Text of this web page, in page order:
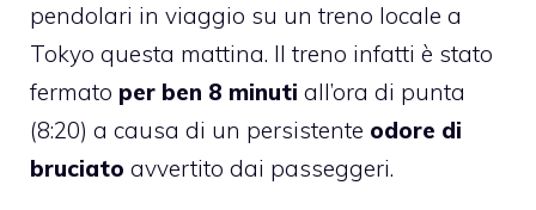
pendolari in viaggio su un treno locale a
Tokyo questa mattina. Il treno infatti è stato
fermato per ben 8 minuti all’ora di punta
(8:20) a causa di un persistente odore di
bruciato avvertito dai passeggeri.